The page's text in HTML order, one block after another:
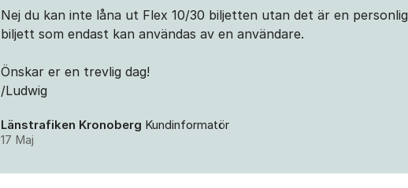
Nej du kan inte låna ut Flex 10/30 biljetten utan det är en personlig
biljett som endast kan användas av en användare.
Önskar er en trevlig dag!
/Ludwig
Länstrafiken Kronoberg Kundinformatör
17 Maj